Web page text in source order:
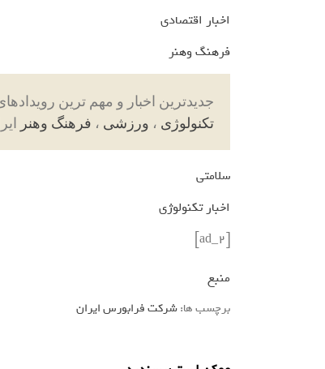
اخبار اقتصادی
فرهنگ وهنر
جدیدترین اخبار و مهم ترین رویدادهای ۲۴ ساعته در بخش های حوادث ، اجتماعی ،
تکنولوژی ، ورزشی ، فرهنگ وهنر
سلامتی
اخبار تکنولوژی
منبع
برچسب ها:شرکت فرابورس ایران